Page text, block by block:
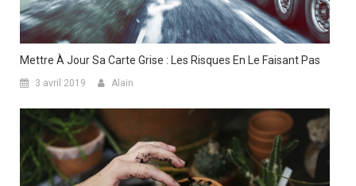
Mettre À Jour Sa Carte Grise : Les Risques En Le Faisant Pas
3 avril 2019 Alain